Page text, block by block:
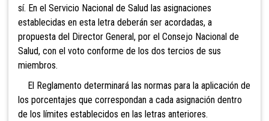
sí. En el Servicio Nacional de Salud las asignaciones
establecidas en esta letra deberán ser acordadas, a
propuesta del Director General, por el Consejo Nacional de
Salud, con el voto conforme de los dos tercios de sus
miembros.
El Reglamento determinará las normas para la aplicación de
los porcentajes que correspondan a cada asignación dentro
de los límites establecidos en las letras anteriores.